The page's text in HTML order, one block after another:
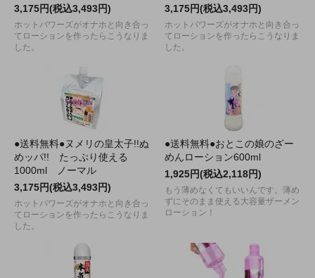
3,175円(税込3,493円)
ホットパワーズがオナホと向き合っ
てローションを作ったらこうなりま
した。
3,175円(税込3,493円)
ホットパワーズがオナホと向き合っ
てローションを作ったらこうなりま
した。
●送料無料●ヌメリの皇太子!!ぬ
めッパ!! たっぷり使える
1000ml ノーマル
3,175円(税込3,493円)
ホットパワーズがオナホと向き合っ
てローションを作ったらこうなりま
した。
●送料無料●おとこの娘のざー
めんローション600ml
1,925円(税込2,118円)
もう薄めなくてもいいんです。薄め
ずにそのまま使える大容量ザーメン
ローション！